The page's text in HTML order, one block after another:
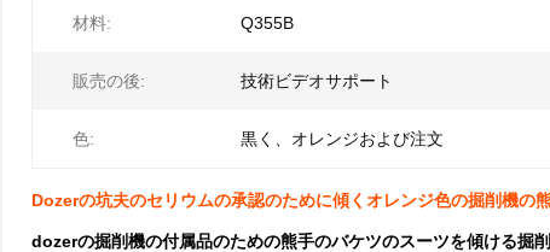
材料: Q355B
販売の後: 技術ビデオサポート
色: 黒く、オレンジおよび注文
Dozerの坑夫のセリウムの承認のために傾くオレンジ色の掘削機の
dozerの掘削機の付属品のための熊手のバケツのスーツを傾ける掘